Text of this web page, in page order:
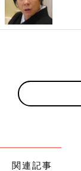
関連記事